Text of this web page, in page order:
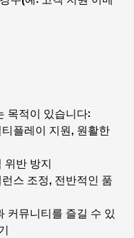
목적이 있습니다:
플레이 지원, 원활한
위반 방지
스 조정, 전반적인 품
커뮤니티를 즐길 수 있